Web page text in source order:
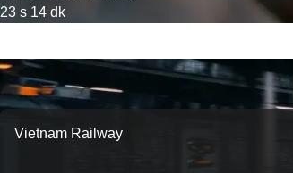
23 s 14 dk
Vietnam Railway